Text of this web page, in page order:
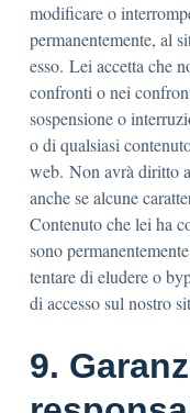
modificare o
permanentemente, al
esso. Lei accetta che
confronti o nei
sospensione o
o di qualsiasi
web. Non avrà diritto
anche se alcune
Contenuto che lei ha
sono
tentare di eludere o
di accesso sul nostro
9.